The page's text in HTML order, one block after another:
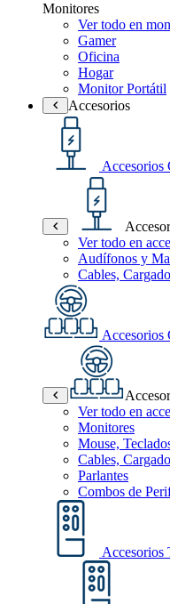
Monitores
Ver todo en
Gamer
Oficina
Hogar
Monitor Portátil
Accesorios
Accesorios
Ver todo en
Audífonos y
Cables,
Accesorios
Ver todo en
Monitores
Mouse,
Cables,
Parlantes
Combos de
Accesorios